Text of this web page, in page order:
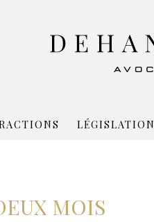
LÉGISLATION
MOIS